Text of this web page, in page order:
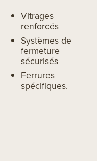
Vitrages
renforcés
Systèmes de
fermeture
sécurisés
Ferrures
spécifiques.